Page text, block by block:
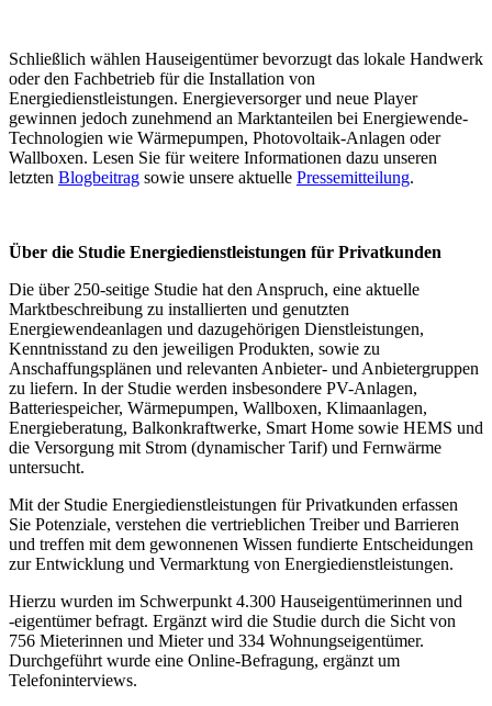
Schließlich wählen Hauseigentümer bevorzugt das lokale Handwerk
oder den Fachbetrieb für die Installation von
Energiedienstleistungen. Energieversorger und neue Player
gewinnen jedoch zunehmend an Marktanteilen bei Energiewende-
Technologien wie Wärmepumpen, Photovoltaik-Anlagen oder
Wallboxen. Lesen Sie für weitere Informationen dazu unseren
letzten Blogbeitrag sowie unsere aktuelle Pressemitteilung.
Über die Studie Energiedienstleistungen für Privatkunden
Die über 250-seitige Studie hat den Anspruch, eine aktuelle
Marktbeschreibung zu installierten und genutzten
Energiewendeanlagen und dazugehörigen Dienstleistungen,
Kenntnisstand zu den jeweiligen Produkten, sowie zu
Anschaffungsplänen und relevanten Anbieter- und Anbietergruppen
zu liefern. In der Studie werden insbesondere PV-Anlagen,
Batteriespeicher, Wärmepumpen, Wallboxen, Klimaanlagen,
Energieberatung, Balkonkraftwerke, Smart Home sowie HEMS und
die Versorgung mit Strom (dynamischer Tarif) und Fernwärme
untersucht.
Mit der Studie Energiedienstleistungen für Privatkunden erfassen
Sie Potenziale, verstehen die vertrieblichen Treiber und Barrieren
und treffen mit dem gewonnenen Wissen fundierte Entscheidungen
zur Entwicklung und Vermarktung von Energiedienstleistungen.
Hierzu wurden im Schwerpunkt 4.300 Hauseigentümerinnen und
-eigentümer befragt. Ergänzt wird die Studie durch die Sicht von
756 Mieterinnen und Mieter und 334 Wohnungseigentümer.
Durchgeführt wurde eine Online-Befragung, ergänzt um
Telefoninterviews.